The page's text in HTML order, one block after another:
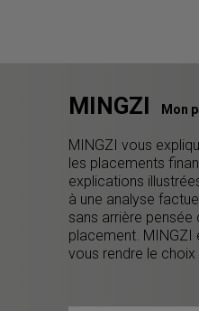
MINGZI Mon
MINGZI vous
les placements
explications
à une analyse
sans arrière pensée
placement. MINGZI
vous rendre le